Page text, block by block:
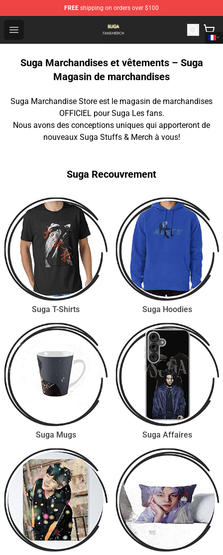
FREE shipping on orders over $100
Open menu
Suga Shop - Official Suga Merchandise Store
Suga Marchandises et vêtements – Suga
Magasin de marchandises
Suga Marchandise Store est le magasin de marchandises
OFFICIEL pour Suga Les fans.
Nous avons des conceptions uniques qui apporteront de
nouveaux Suga Stuffs & Merch à vous!
Suga Recouvrement
Suga T-Shirts Suga Hoodies
Suga Mugs Suga Affaires